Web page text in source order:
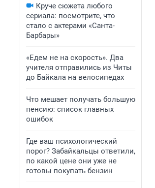
Круче сюжета любого
сериала: посмотрите, что
стало с актерами «Санта-
Барбары»
«Едем не на скорость». Два
учителя отправились из Читы
до Байкала на велосипедах
Что мешает получать большую
пенсию: список главных
ошибок
Где ваш психологический
порог? Забайкальцы ответили,
по какой цене они уже не
готовы покупать бензин